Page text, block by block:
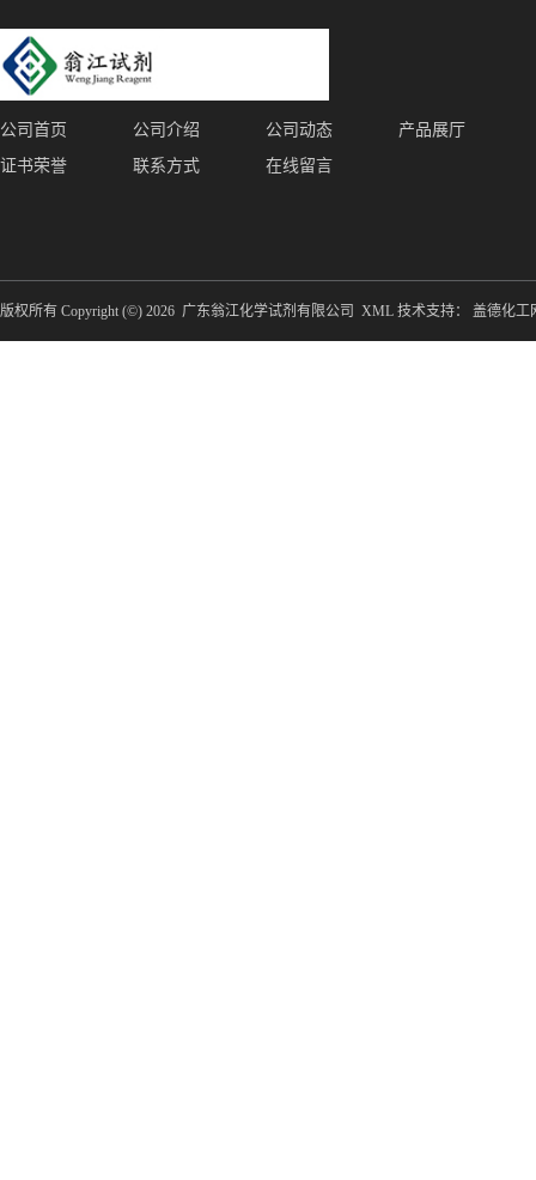
公司首页 公司介绍 公司动态
产品展厅
证书荣誉
联系方式 在线留言
版权所有 Copyright (©) 2026 广东翁江化学试剂有限公司 XML 技术支持： 盖德化工